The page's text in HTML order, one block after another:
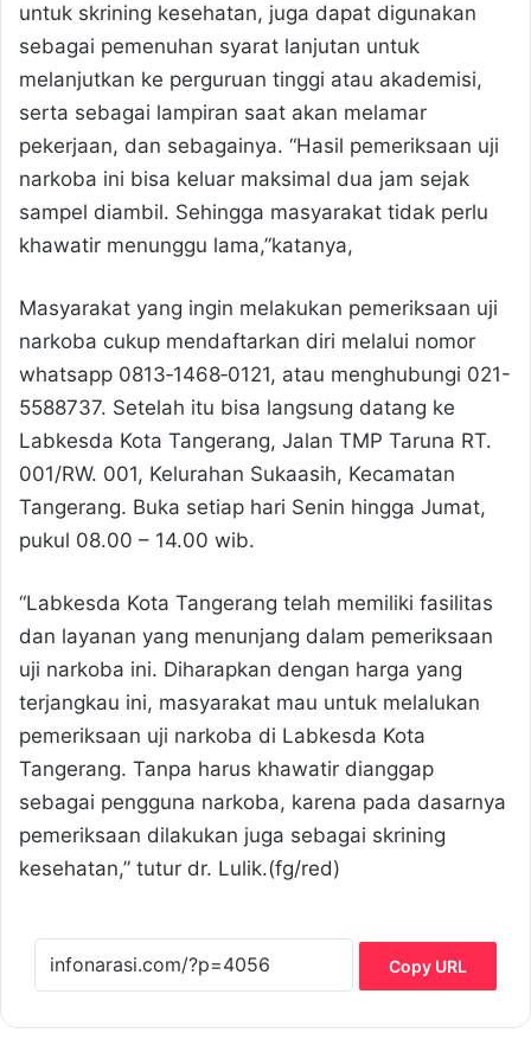
untuk skrining kesehatan, juga dapat digunakan
sebagai pemenuhan syarat lanjutan untuk
melanjutkan ke perguruan tinggi atau akademisi,
serta sebagai lampiran saat akan melamar
pekerjaan, dan sebagainya. “Hasil pemeriksaan uji
narkoba ini bisa keluar maksimal dua jam sejak
sampel diambil. Sehingga masyarakat tidak perlu
khawatir menunggu lama,”katanya,
Masyarakat yang ingin melakukan pemeriksaan uji
narkoba cukup mendaftarkan diri melalui nomor
whatsapp 0813‑1468‑0121, atau menghubungi 021-
5588737. Setelah itu bisa langsung datang ke
Labkesda Kota Tangerang, Jalan TMP Taruna RT.
001/RW. 001, Kelurahan Sukaasih, Kecamatan
Tangerang. Buka setiap hari Senin hingga Jumat,
pukul 08.00 – 14.00 wib.
“Labkesda Kota Tangerang telah memiliki fasilitas
dan layanan yang menunjang dalam pemeriksaan
uji narkoba ini. Diharapkan dengan harga yang
terjangkau ini, masyarakat mau untuk melalukan
pemeriksaan uji narkoba di Labkesda Kota
Tangerang. Tanpa harus khawatir dianggap
sebagai pengguna narkoba, karena pada dasarnya
pemeriksaan dilakukan juga sebagai skrining
kesehatan,” tutur dr. Lulik.(fg/red)
Copy URL